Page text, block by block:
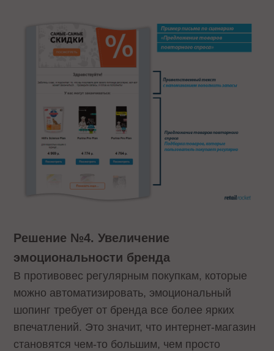
Решение №4. Увеличение
эмоциональности бренда
В противовес регулярным покупкам, которые
можно автоматизировать, эмоциональный
шопинг требует от бренда все более ярких
впечатлений. Это значит, что интернет-магазин
становятся чем-то большим, чем просто